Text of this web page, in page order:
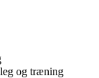
og træning